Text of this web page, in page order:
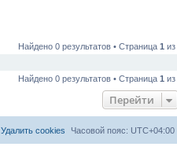
Найдено 0 результатов • Страница 1 из
Найдено 0 результатов • Страница 1 из
Перейти
Часовой пояс: UTC+04:00
Удалить cookies